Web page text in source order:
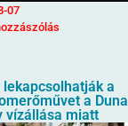
07
a
a Duna
vízállása miatt